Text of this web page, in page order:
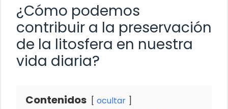
¿Cómo podemos
contribuir a la preservación
de la litosfera en nuestra
vida diaria?
Contenidos ocultar